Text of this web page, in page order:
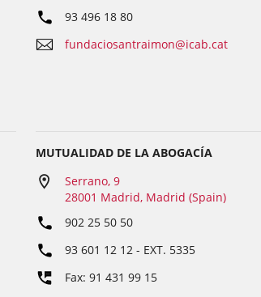
93 496 18 80
fundaciosantraimon@icab.cat
MUTUALIDAD DE LA ABOGACÍA
Serrano, 9
28001 Madrid, Madrid (Spain)
902 25 50 50
93 601 12 12 - EXT. 5335
Fax: 91 431 99 15